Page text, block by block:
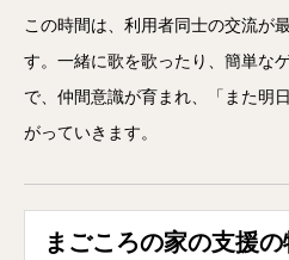
この時間は、利用者同士の交流が
す。一緒に歌を歌ったり、簡単な
で、仲間意識が育まれ、「また明
がっていきます。
まごころの家の支援